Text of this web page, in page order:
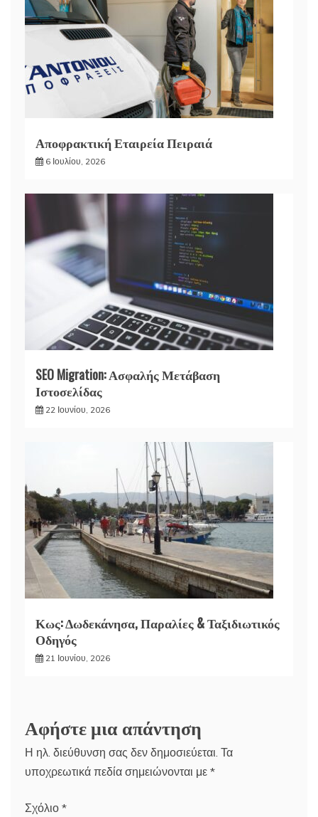
Αποφρακτική Εταιρεία Πειραιά
6 Ιουλίου, 2026
SEO Migration: Ασφαλής Μετάβαση
Ιστοσελίδας
22 Ιουνίου, 2026
Κως: Δωδεκάνησα, Παραλίες & Ταξιδιωτικός
Οδηγός
21 Ιουνίου, 2026
Αφήστε μια απάντηση
Η ηλ. διεύθυνση σας δεν δημοσιεύεται. Τα
υποχρεωτικά πεδία σημειώνονται με *
Σχόλιο *